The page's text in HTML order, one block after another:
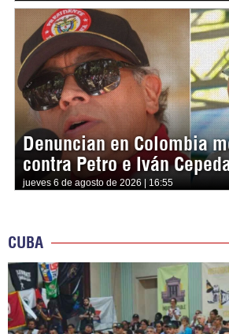
Denuncian en Colombia
contra Petro e Iván
jueves 6 de agosto de 2026 | 16:55
CUBA